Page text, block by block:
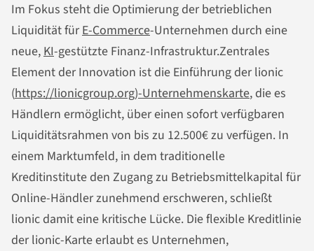
Im Fokus steht die Optimierung der betrieblichen
Liquidität fürE-Commerce-Unternehmen durch eine
neue,KI-gestützte Finanz-Infrastruktur.Zentrales
Element der Innovation ist die Einführung der lionic
(https://lionicgroup.org)-Unternehmenskarte, die es
Händlern ermöglicht, über einen sofort verfügbaren
Liquiditätsrahmen von bis zu 12.500€ zu verfügen. In
einem Marktumfeld, in dem traditionelle
Kreditinstitute den Zugang zu Betriebsmittelkapital für
Online-Händler zunehmend erschweren, schließt
lionic damit eine kritische Lücke. Die flexible Kreditlinie
der lionic-Karte erlaubt es Unternehmen,